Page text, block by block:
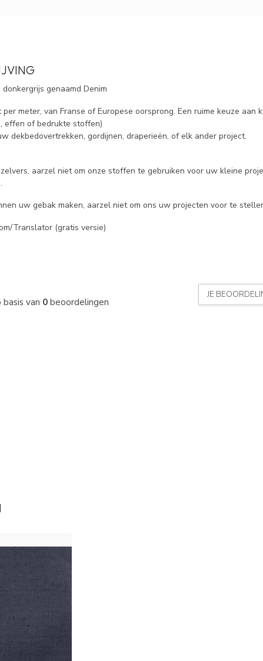
genaamd Denim
meter, van Franse of Europese oorsprong. Een ruime keuze aan
effen of bedrukte stoffen)
dekbedovertrekken, gordijnen, draperieën, of elk ander project.
aarzel niet om onze stoffen te gebruiken voor uw kleine
uw gebak maken, aarzel niet om ons uw projecten voor te
Translator (gratis versie)
van 0beoordelingen
JE